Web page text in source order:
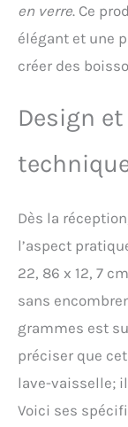
en verre. Ce
élégant et une
créer des
Design
Dès la
l’aspect
22, 86 x 12, 7
sans
grammes est
préciser que
lave-vaisselle;
Voici ses